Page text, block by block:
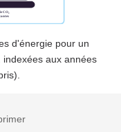
d'énergie pour un
aux années